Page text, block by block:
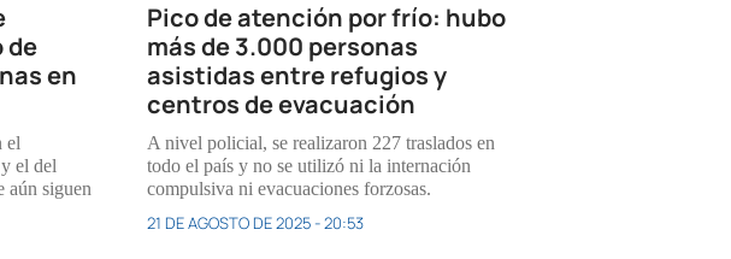
de
en
el
el del
aún siguen
Pico de atención por frío: hubo
más de 3.000 personas
asistidas entre refugios y
centros de evacuación
A nivel policial, se realizaron 227 traslados en
todo el país y no se utilizó ni la internación
compulsiva ni evacuaciones forzosas.
21 DE AGOSTO DE 2025 - 20:53